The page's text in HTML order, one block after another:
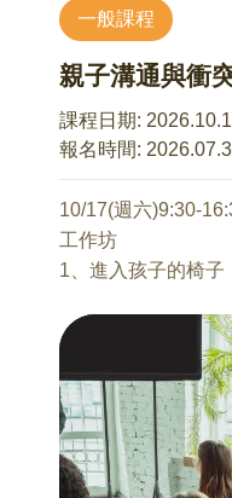
法，並協助伴侶在
焦於備孕歷程中的
則，進而發展相互
1、生與不生的自我
2、對生育想法不一
3、如何化解備孕過
7/10 Being
1、成為父母是人
2、育兒的左腦與右
3、用一生療癒童年
4、孕期及育兒面面
5、關關難過關關過
一般課程
親子溝通與衝
課程日期:
報名時間:
10/17(週六)9:30-
工作坊
1、進入孩子的椅
道理的家長，而是
體緊繃與心理防禦
瞬間明白：為什麼
成了「我不夠好」。
2、拆解家族舊腳